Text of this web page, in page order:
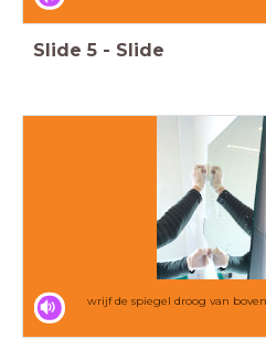
Slide 5 - Slide
wrijf de spiegel droog van